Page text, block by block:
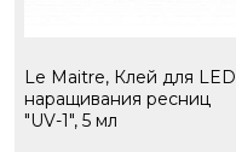
Le Maitre, Клей для LED
наращивания ресниц
"UV-1", 5 мл